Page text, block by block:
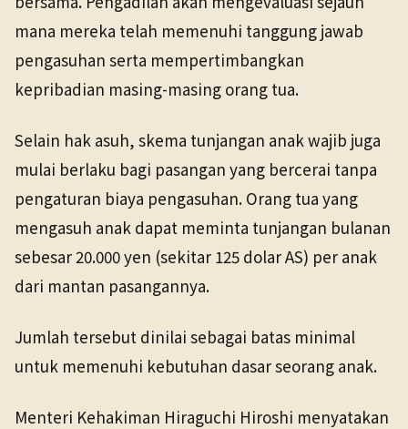
mana mereka telah memenuhi tanggung jawab
pengasuhan serta mempertimbangkan
kepribadian masing-masing orang tua.
Selain hak asuh, skema tunjangan anak wajib juga
mulai berlaku bagi pasangan yang bercerai tanpa
pengaturan biaya pengasuhan. Orang tua yang
mengasuh anak dapat meminta tunjangan bulanan
sebesar 20.000 yen (sekitar 125 dolar AS) per anak
dari mantan pasangannya.
Jumlah tersebut dinilai sebagai batas minimal
untuk memenuhi kebutuhan dasar seorang anak.
Menteri Kehakiman Hiraguchi Hiroshi menyatakan